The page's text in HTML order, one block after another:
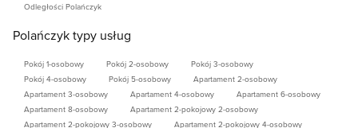
Odległości Polańczyk
Polańczyk typy usług
Pokój 1-osobowy Pokój 2-osobowy
Pokój 3-osobowy
Pokój 4-osobowy
Pokój 5-osobowy
Apartament 2-osobowy
Apartament 3-osobowy
Apartament 4-osobowy
Apartament 6-osobowy
Apartament 8-osobowy
Apartament 2-pokojowy 2-osobowy
Apartament 2-pokojowy 3-osobowy
Apartament 2-pokojowy 4-osobowy